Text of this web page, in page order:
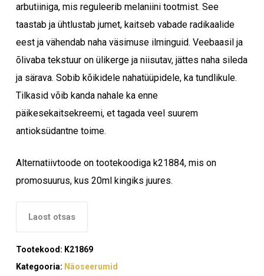
arbutiiniga, mis reguleerib melaniini tootmist. See
taastab ja ühtlustab jumet, kaitseb vabade radikaalide
eest ja vähendab naha väsimuse ilminguid. Veebaasil ja
õlivaba tekstuur on ülikerge ja niisutav, jättes naha sileda
ja särava. Sobib kõikidele nahatüüpidele, ka tundlikule.
Tilkasid võib kanda nahale ka enne
päikesekaitsekreemi, et tagada veel suurem
antioksüdantne toime.
Alternatiivtoode on tootekoodiga k21884, mis on
promosuurus, kus 20ml kingiks juures.
Laost otsas
Tootekood: K21869
Kategooria: Näoseerumid